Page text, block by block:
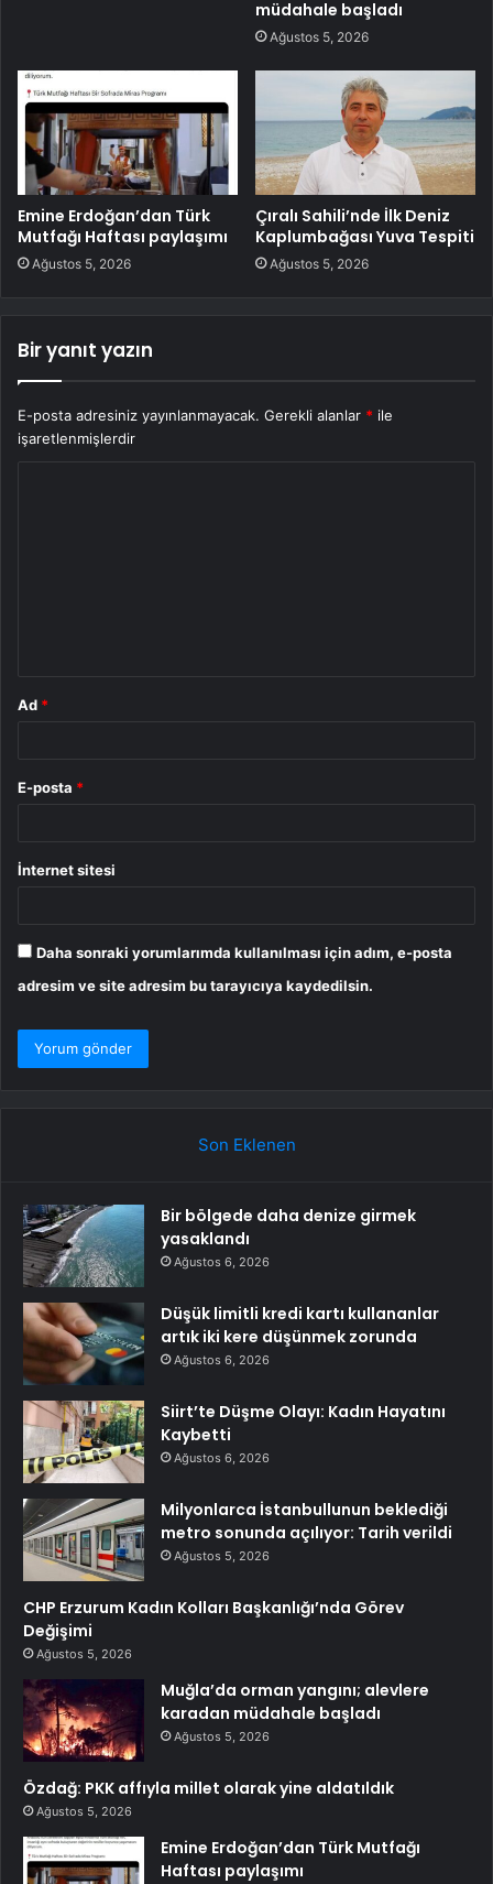
müdahale başladı
Ağustos 5, 2026
Emine Erdoğan’dan Türk
Mutfağı Haftası paylaşımı
Ağustos 5, 2026
Çıralı Sahili’nde İlk Deniz
Kaplumbağası Yuva Tespiti
Ağustos 5, 2026
Bir yanıt yazın
E-posta adresiniz yayınlanmayacak. Gerekli alanlar * ile
işaretlenmişlerdir
Ad *
E-posta *
İnternet sitesi
Daha sonraki yorumlarımda kullanılması için adım, e-posta
adresim ve site adresim bu tarayıcıya kaydedilsin.
Son Eklenen
Bir bölgede daha denize girmek
yasaklandı
Ağustos 6, 2026
Düşük limitli kredi kartı kullananlar
artık iki kere düşünmek zorunda
Ağustos 6, 2026
Siirt’te Düşme Olayı: Kadın Hayatını
Kaybetti
Ağustos 6, 2026
Milyonlarca İstanbullunun beklediği
metro sonunda açılıyor: Tarih verildi
Ağustos 5, 2026
CHP Erzurum Kadın Kolları Başkanlığı’nda Görev
Değişimi
Ağustos 5, 2026
Muğla’da orman yangını; alevlere
karadan müdahale başladı
Ağustos 5, 2026
Özdağ: PKK affıyla millet olarak yine aldatıldık
Ağustos 5, 2026
Emine Erdoğan’dan Türk Mutfağı
Haftası paylaşımı